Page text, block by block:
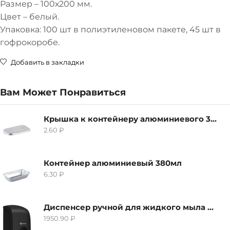
Размер – 100х200 мм.
Цвет – белый.
Упаковка: 100 шт в полиэтиленовом пакете, 45 шт в
гофрокоробе.
Добавить в закладки
Вам Может Понравиться
Крышка к контейнеру алюминиевого 380мл
2.60 ₽
Контейнер алюминиевый 380мл
6.30 ₽
Диспенсер ручной для жидкого мыла Grass IT-0638, черный
1950.90 ₽